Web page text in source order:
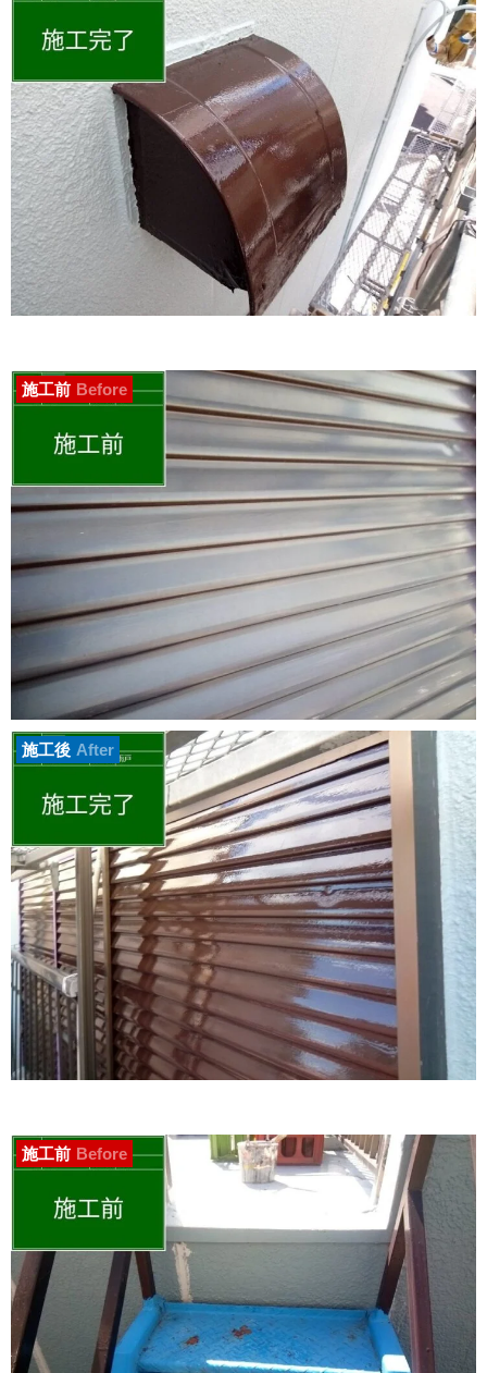
施工前 Before
施工後 After
施工前 Before